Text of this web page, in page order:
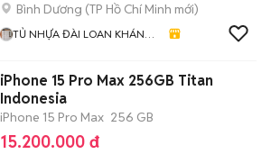
Bình Dương (TP Hồ Chí Minh mới)
TỦ NHỰA ĐÀI LOAN KHÁNH
iPhone 15 Pro Max 256GB Titan
Indonesia
iPhone 15 Pro Max 256 GB
15.200.000 đ